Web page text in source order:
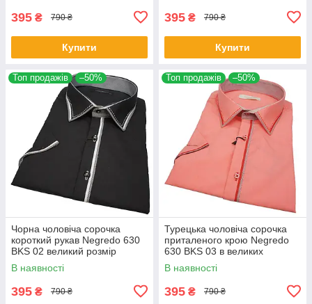
395 ₴ 790 ₴
Купити
395 ₴ 790 ₴
Купити
Топ продажів –50%
Чорна чоловіча сорочка
короткий рукав Negredo 630
BKS 02 великий розмір
В наявності
395 ₴ 790 ₴
Топ продажів –50%
Турецька чоловіча сорочка
приталеного крою Negredo
630 BKS 03 в великих
розмірах
В наявності
395 ₴ 790 ₴